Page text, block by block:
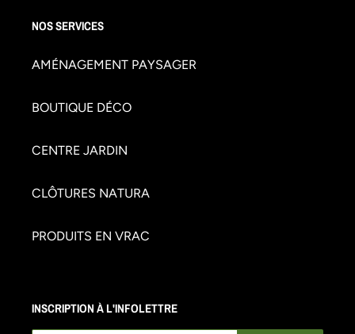
NOS SERVICES
AMÉNAGEMENT PAYSAGER
BOUTIQUE DÉCO
CENTRE JARDIN
CLÔTURES NATURA
PRODUITS EN VRAC
INSCRIPTION À L'INFOLETTRE